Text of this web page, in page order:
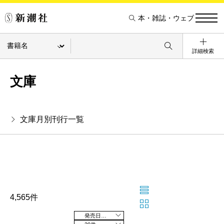
本・雑誌・ウェブ
詳細検索
文庫
文庫月別刊行一覧
4,565件